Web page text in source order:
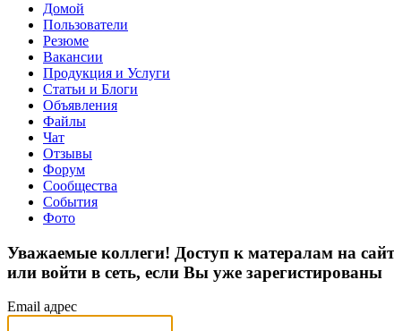
Домой
Пользователи
Резюме
Вакансии
Продукция и Услуги
Статьи и Блоги
Объявления
Файлы
Чат
Отзывы
Форум
Сообщества
События
Фото
Уважаемые коллеги! Доступ к матералам на
или войти в сеть, если Вы уже зарегистированы
Email адрес